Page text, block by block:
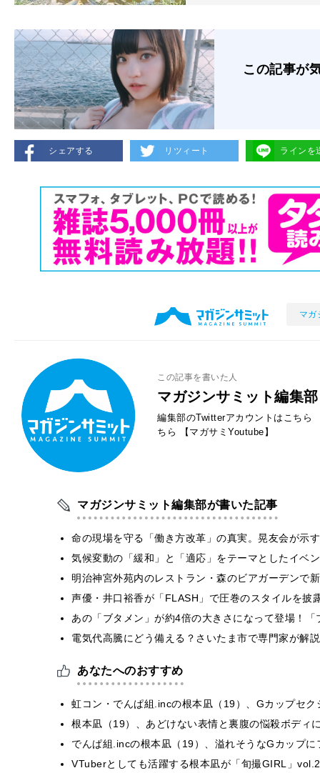
この記事が
シェアする リツィート ラインを
マガ
この記事を書いた人
マガジンサミット編集部
編集部のTwitterアカウントはこちら
ちら
【マガサミYoutube】
マガジンサミット編集部が書いた記事
命の現場を守る「働き方改革」の真実。晃友会が示
気候変動の「緩和」と「適応」をテーマとしたイベ
明治神宮外苑内のレストラン・森のビアガーデンで
声優・井口裕香が「FLASH」で圧巻のスタイルを
あの「ブタメン」が約4倍の大きさになって登場！
電気代高騰にどう備える？さいたま市で専門家が解
あなたへのおすすめ
虹コン・でんぱ組.incの根本凪（19）、Gカップセ
根本凪（19）、あどけない表情と裏腹の悩殺ボディ
でんぱ組.incの根本凪（19）、溢れそうなGカップに
VTuberとしても活躍する根本凪が「旬撮GIRL」